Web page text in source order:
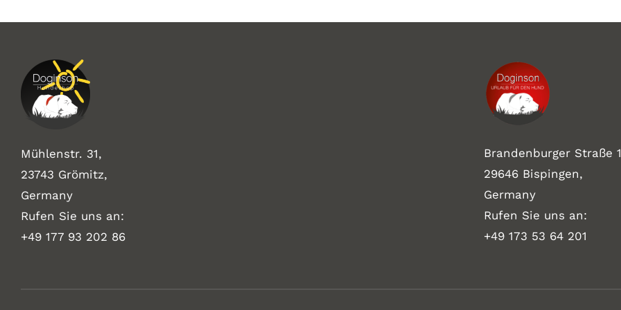
Mühlenstr. 31,
23743 Grömitz,
Germany
Rufen Sie uns an:
+49 177 93 202 86
Brandenburger Straße
29646 Bispingen,
Germany
Rufen Sie uns an:
+49 173 53 64 201